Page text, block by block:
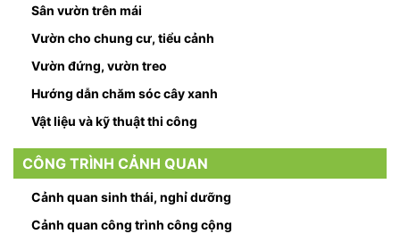
Sân vườn trên mái
Vườn cho chung cư, tiểu cảnh
Vườn đứng, vườn treo
Hướng dẫn chăm sóc cây xanh
Vật liệu và kỹ thuật thi công
CÔNG TRÌNH CẢNH QUAN
Cảnh quan sinh thái, nghỉ dưỡng
Cảnh quan công trình công cộng